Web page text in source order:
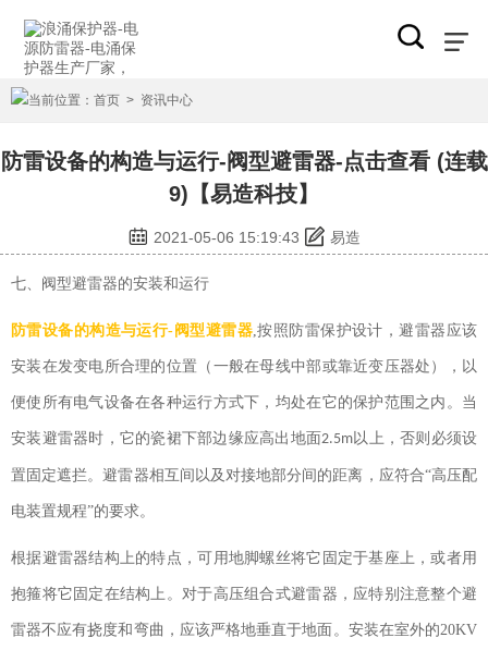
当前位置： 首页 > 资讯中心
防雷设备的构造与运行-阀型避雷器-点击查看 (连载
9)【易造科技】
2021-05-06 15:19:43 易造
七、阀型避雷器的安装和运行
防雷设备的构造与运行-阀型避雷器,按照防雷保护设计，避雷器应该
安装在发变电所合理的位置（一般在母线中部或靠近变压器处），以
便使所有电气设备在各种运行方式下，均处在它的保护范围之内。当
安装避雷器时，它的瓷裙下部边缘应高出地面2.5m以上，否则必须设
置固定遮拦。避雷器相互间以及对接地部分间的距离，应符合“高压配
电装置规程”的要求。
根据避雷器结构上的特点，可用地脚螺丝将它固定于基座上，或者用
抱箍将它固定在结构上。对于高压组合式避雷器，应特别注意整个避
雷器不应有挠度和弯曲，应该严格地垂直于地面。安装在室外的20KV